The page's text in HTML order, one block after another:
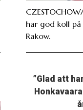
har god koll på
Rakow.
”Glad att